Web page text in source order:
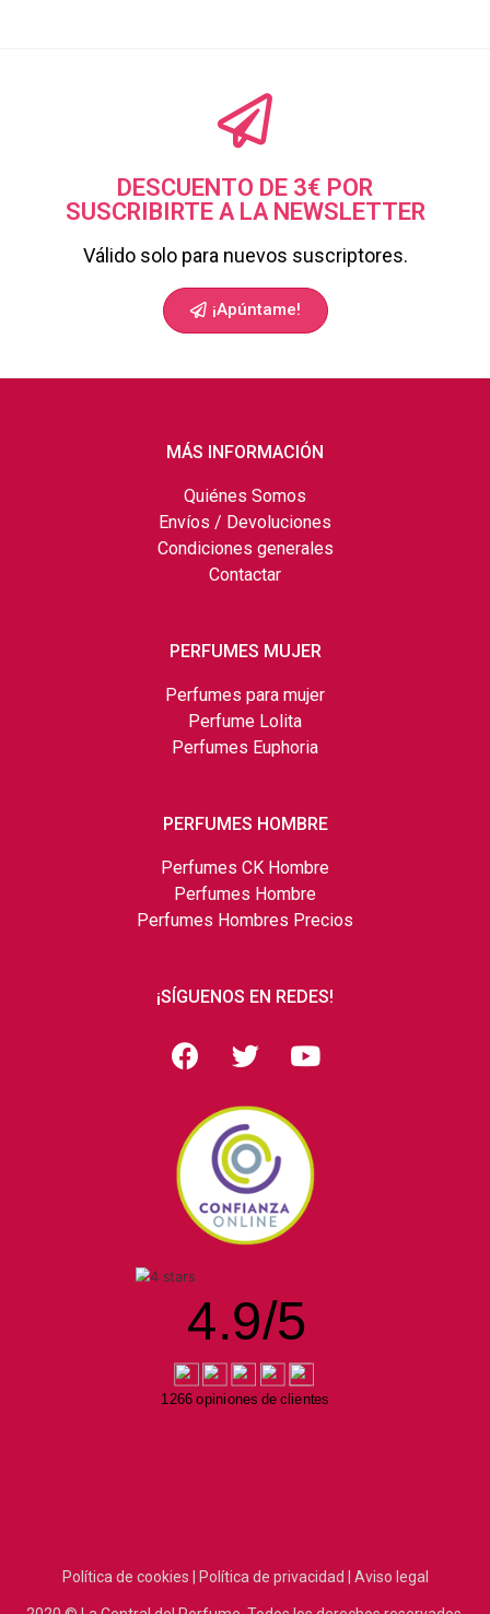
DESCUENTO DE 3€ POR
SUSCRIBIRTE A LA NEWSLETTER
Válido solo para nuevos suscriptores.
¡Apúntame!
MÁS INFORMACIÓN
Quiénes Somos
Envíos / Devoluciones
Condiciones generales
Contactar
PERFUMES MUJER
Perfumes para mujer
Perfume Lolita
Perfumes Euphoria
PERFUMES HOMBRE
Perfumes CK Hombre
Perfumes Hombre
Perfumes Hombres Precios
¡SÍGUENOS EN REDES!
4.9/5
1266 opiniones de clientes
Política de cookies | Política de privacidad | Aviso legal